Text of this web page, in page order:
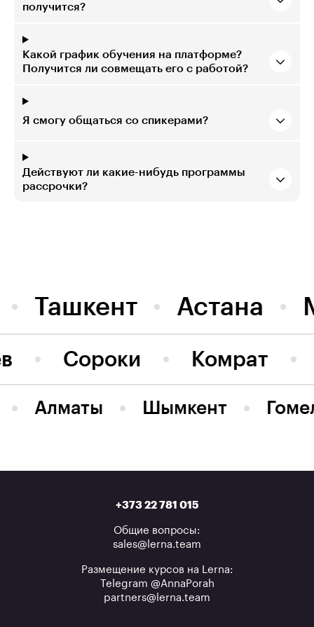
получится?
Какой график обучения на платформе?
Получится ли совмещать его с работой?
Я смогу общаться со спикерами?
Действуют ли какие-нибудь программы
рассрочки?
Ташкент Астана
Комрат
Сороки
Алматы Шымкент
+373 22 781 015
Общие вопросы:
sales@lerna.team
Размещение курсов на Lerna:
Telegram @AnnaPorah
partners@lerna.team